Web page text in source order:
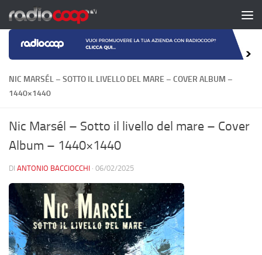
Salta al contenuto
NIC MARSÉL – SOTTO IL LIVELLO DEL MARE – COVER ALBUM –
1440×1440
Nic Marsél – Sotto il livello del mare – Cover
Album – 1440×1440
DI ANTONIO BACCIOCCHI · 06/02/2025